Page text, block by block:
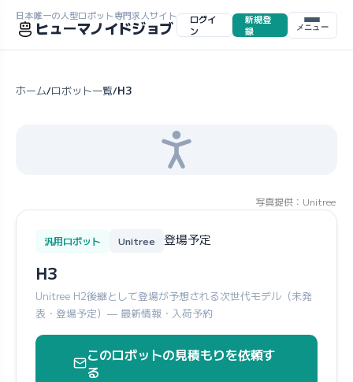
日本唯一の人型ロボット専門求人サイト
ヒューマノイドジョブ
ログイ
ン
新規登
録
メニュー
ホーム/ロボット一覧/H3
写真提供：Unitree
汎用ロボット Unitree 登場予定
H3
Unitree H2後継として登場が予想される次世代モデル（未発
表・登場予定）— 最新情報・入荷予約
このロボットの見積もりを依頼す
る